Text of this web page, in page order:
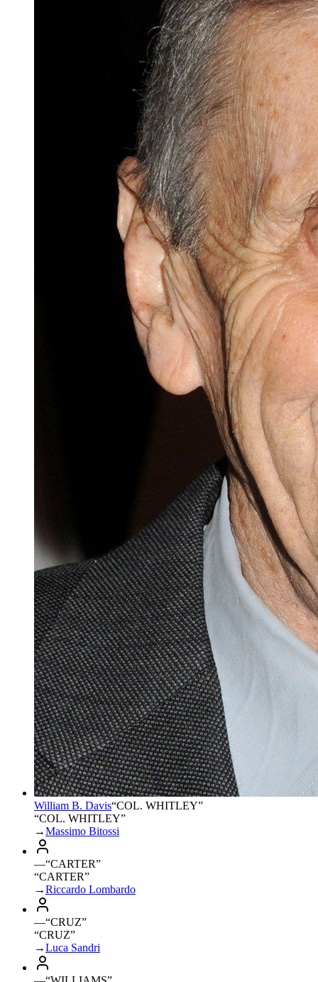
William B. Davis“COL. WHITLEY”
“COL. WHITLEY”
→Massimo Bitossi
—“CARTER”
“CARTER”
→Riccardo Lombardo
—“CRUZ”
“CRUZ”
→Luca Sandri